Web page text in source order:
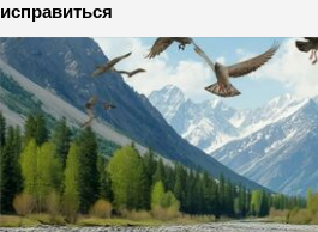
исправиться